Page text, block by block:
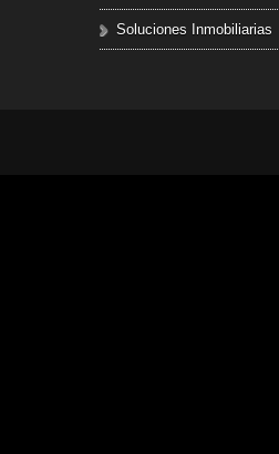
Soluciones Inmobiliarias